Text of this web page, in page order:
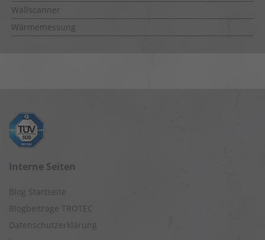
Wallscanner
Wärmemessung
Interne Seiten
Blog Startseite
Blogbeiträge TROTEC
Datenschutzerklärung